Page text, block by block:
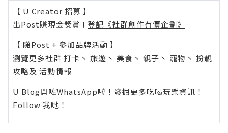
【 U Creator 招募 】
出Post賺現金獎賞 l 登記《社群創作有價企劃》
【 睇Post + 參加品牌活動 】
瀏覽更多社群 打卡 丶 旅遊 丶 美食 丶 親子 丶 寵物 丶 扮靚
攻略及 活動情報
U Blog開咗WhatsApp啦！發掘更多吃喝玩樂資訊！
Follow 我哋 ！